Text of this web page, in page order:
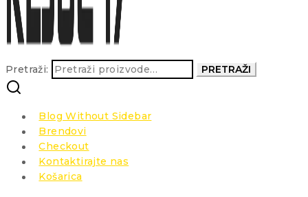
Pretraži: PRETRAŽI
Blog Without Sidebar
Brendovi
Checkout
Kontaktirajte nas
Košarica